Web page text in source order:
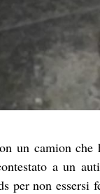
un camion che
a un
non essersi